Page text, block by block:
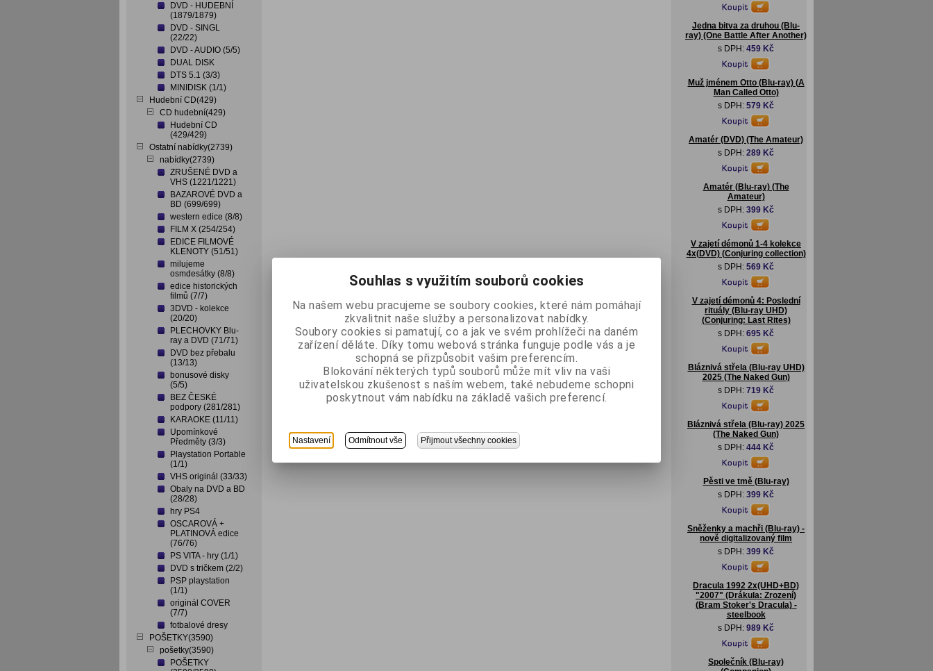
DVD - HUDEBNÍ
(1879/1879)
DVD - SINGL
(22/22)
DVD - AUDIO (5/5)
DUAL DISK
DTS 5.1 (3/3)
MINIDISK (1/1)
Hudební CD(429)
CD hudební(429)
Hudební CD
(429/429)
Ostatní nabídky(2739)
nabídky(2739)
ZRUŠENÉ DVD a
VHS (1221/1221)
BAZAROVÉ DVD a
BD (699/699)
western edice (8/8)
FILM X (254/254)
EDICE FILMOVÉ
KLENOTY (51/51)
milujeme
osmdesátky (8/8)
edice historických
filmů (7/7)
3DVD - kolekce
(20/20)
PLECHOVKY Blu-
ray a DVD (71/71)
DVD bez přebalu
(13/13)
bonusové disky
(5/5)
BEZ ČESKÉ
podpory (281/281)
KARAOKE (11/11)
Upomínkové
Předměty (3/3)
Playstation Portable
(1/1)
VHS originál (33/33)
Obaly na DVD a BD
(28/28)
hry PS4
OSCAROVÁ +
PLATINOVÁ edice
(76/76)
PS VITA - hry (1/1)
DVD s tričkem (2/2)
PSP playstation
(1/1)
originál COVER
(7/7)
fotbalové dresy
POŠETKY(3590)
pošetky(3590)
POŠETKY
Jedna bitva za druhou (Blu-
ray) (One Battle After Another)
s DPH: 459 Kč
Muž jménem Otto (Blu-ray) (A
Man Called Otto)
s DPH: 579 Kč
Amatér (DVD) (The Amateur)
s DPH: 289 Kč
Amatér (Blu-ray) (The
Amateur)
s DPH: 399 Kč
V zajetí démonů 1-4 kolekce
4x(DVD) (Conjuring collection)
s DPH: 569 Kč
V zajetí démonů 4: Poslední
rituály (Blu-ray UHD)
(Conjuring: Last Rites)
s DPH: 695 Kč
Bláznivá střela (Blu-ray UHD)
2025 (The Naked Gun)
s DPH: 719 Kč
Bláznivá střela (Blu-ray) 2025
(The Naked Gun)
s DPH: 444 Kč
Pěsti ve tmě (Blu-ray)
s DPH: 399 Kč
Sněženky a machři (Blu-ray) -
nově digitalizovaný film
s DPH: 399 Kč
Dracula 1992 2x(UHD+BD)
"2007" (Drákula: Zrození)
(Bram Stoker's Dracula) -
steelbook
s DPH: 989 Kč
Společník (Blu-ray)
Souhlas s využitím souborů cookies
Na našem webu pracujeme se soubory cookies, které nám pomáhají
zkvalitnit naše služby a personalizovat nabídky.
Soubory cookies si pamatují, co a jak ve svém prohlížeči na daném
zařízení děláte. Díky tomu webová stránka funguje podle vás a je
schopná se přizpůsobit vašim preferencím.
Blokování některých typů souborů může mít vliv na vaši
uživatelskou zkušenost s naším webem, také nebudeme schopni
poskytnout vám nabídku na základě vašich preferencí.
Nastavení Odmítnout vše Přijmout všechny cookies